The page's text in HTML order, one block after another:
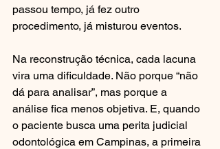
passou tempo, já fez outro
procedimento, já misturou eventos.
Na reconstrução técnica, cada lacuna
vira uma dificuldade. Não porque “não
dá para analisar”, mas porque a
análise fica menos objetiva. E, quando
o paciente busca uma perita judicial
odontológica em Campinas, a primeira